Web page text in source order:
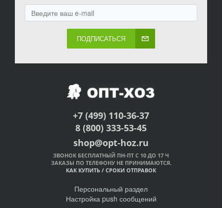
ПОДПИСАТЬСЯ
+7 (499) 110-36-37
8 (800) 333-53-45
shop@opt-hoz.ru
ЗВОНОК БЕСПЛАТНЫЙ ПН-ПТ С 10 ДО 17 Ч
ЗАКАЗЫ ПО ТЕЛЕФОНУ НЕ ПРИНИМАЮТСЯ.
КАК КУПИТЬ / СРОКИ ОТПРАВОК
Персональный раздел
Настройка push сообщений